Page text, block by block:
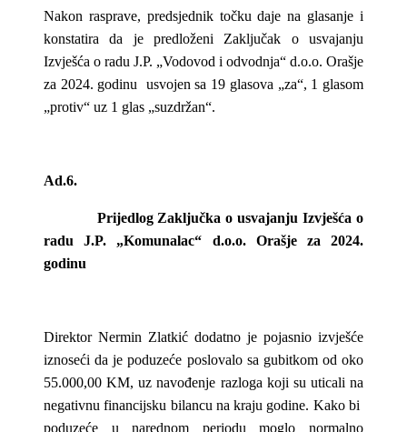
Nakon rasprave, predsjednik točku daje na glasanje i
konstatira da je predloženi Zaključak o usvajanju
Izvješća o radu J.P. „Vodovod i odvodnja“ d.o.o. Orašje
za 2024. godinu usvojen sa 19 glasova „za“, 1 glasom
„protiv“ uz 1 glas „suzdržan“.
Ad.6.
Prijedlog Zaključka o usvajanju Izvješća o
radu J.P. „Komunalac“ d.o.o. Orašje za 2024.
godinu
Direktor Nermin Zlatkić dodatno je pojasnio izvješće
iznoseći da je poduzeće poslovalo sa gubitkom od oko
55.000,00 KM, uz navođenje razloga koji su uticali na
negativnu financijsku bilancu na kraju godine. Kako bi
poduzeće u narednom periodu moglo normalno